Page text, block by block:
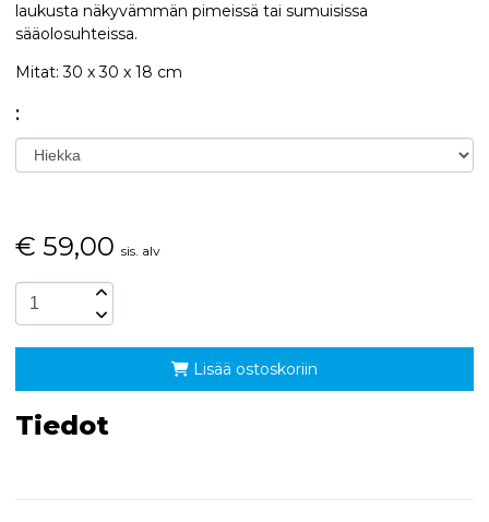
laukusta näkyvämmän pimeissä tai sumuisissa
sääolosuhteissa.
Mitat: 30 x 30 x 18 cm
:
€ 59,00 sis. alv
Lisää ostoskoriin
Tiedot